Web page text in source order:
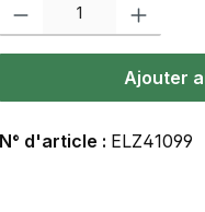
Ajouter
N° d'article : ELZ41099